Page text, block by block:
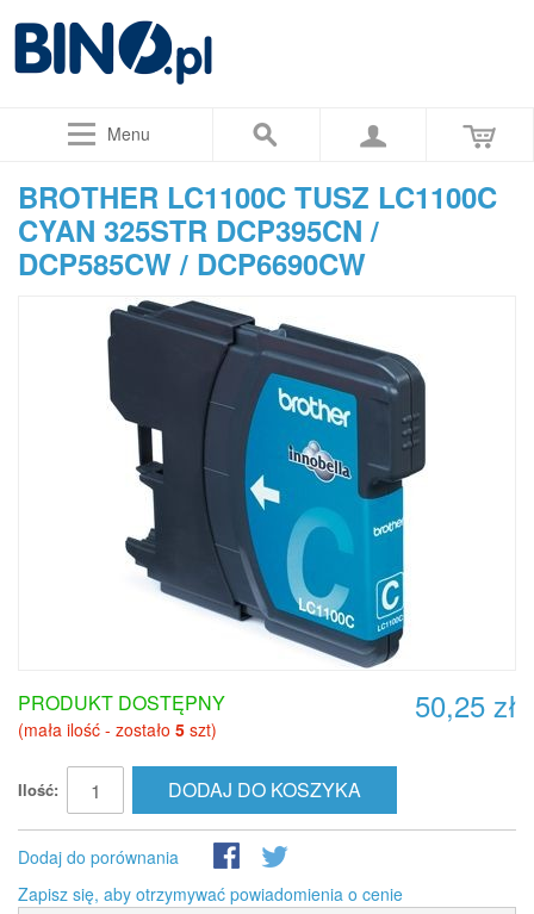
Menu
BROTHER LC1100C TUSZ LC1100C
CYAN 325STR DCP395CN /
DCP585CW / DCP6690CW
50,25 zł
PRODUKT DOSTĘPNY
(mała ilość - zostało 5 szt)
Ilość: DODAJ DO KOSZYKA
Dodaj do porównania
Zapisz się, aby otrzymywać powiadomienia o cenie